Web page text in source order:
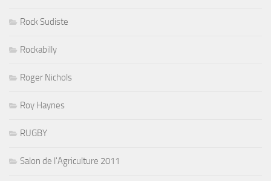
Rock Sudiste
Rockabilly
Roger Nichols
Roy Haynes
RUGBY
Salon de l'Agriculture 2011